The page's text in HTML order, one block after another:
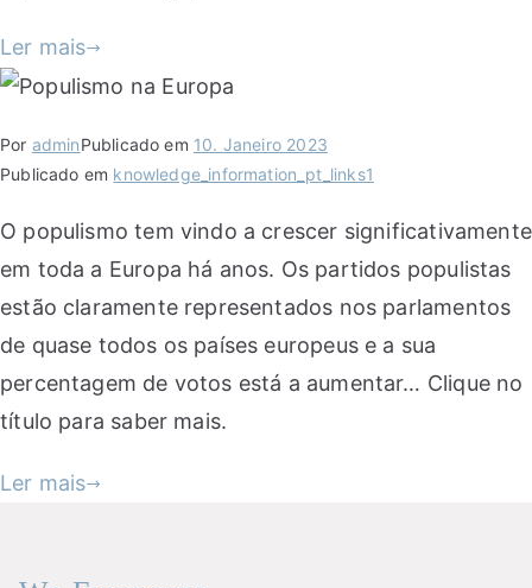
Ler mais
Por adminPublicado em 10. Janeiro 2023
Publicado em knowledge_information_pt_links1
O populismo tem vindo a crescer significativamente
em toda a Europa há anos. Os partidos populistas
estão claramente representados nos parlamentos
de quase todos os países europeus e a sua
percentagem de votos está a aumentar… Clique no
título para saber mais.
Ler mais